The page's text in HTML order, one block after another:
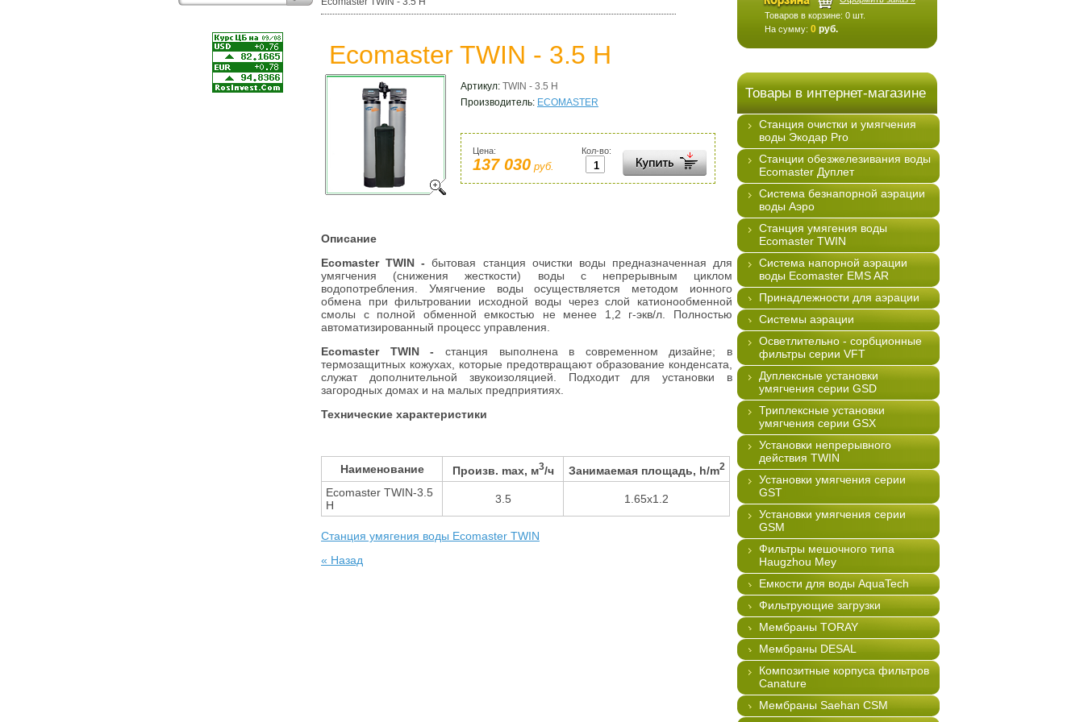
Ecomaster TWIN - 3.5 H
Артикул: TWIN - 3.5 H
Производитель: ECOMASTER
Кол-во:
Цена:
137 030 руб.
Описание
Ecomaster TWIN -бытовая станция очистки воды предназначенная для
умягчения (снижения жесткости) воды с непрерывным циклом
водопотребления. Умягчение воды осуществляется методом ионного
обмена при фильтровании исходной воды через слой катионообменной
смолы с полной обменной емкостью не менее 1,2 г-экв/л. Полностью
автоматизированный процесс управления.
Ecomaster TWIN - станция выполнена в современном дизайне; в
термозащитных кожухах, которые предотвращают образование конденсата,
служат дополнительной звукоизоляцией. Подходит для установки в
загородных домах и на малых предприятиях.
Технические характеристики
Наименование Произв. max, м3/ч Занимаемая площадь, h/m2
Ecomaster TWIN-3.5
H
3.5 1.65x1.2
Станция умягения воды Ecomaster TWIN
« Назад
Товаров в корзине: 0 шт.
На сумму: 0 руб.
Товары в интернет-магазине
Станция очистки и умягчения
воды Экодар Pro
Станции обезжелезивания воды
Ecomaster Дуплет
Система безнапорной аэрации
воды Аэро
Станция умягения воды
Ecomaster TWIN
Система напорной аэрации
воды Ecomaster EMS AR
Принадлежности для аэрации
Системы аэрации
Осветлительно - сорбционные
фильтры серии VFT
Дуплексные установки
умягчения серии GSD
Триплексные установки
умягчения серии GSX
Установки непрерывного
действия TWIN
Установки умягчения серии
GST
Установки умягчения серии
GSM
Фильтры мешочного типа
Haugzhou Mey
Емкости для воды AquaTech
Фильтрующие загрузки
Мембраны TORAY
Мембраны DESAL
Композитные корпуса фильтров
Canature
Мембраны Saehan CSM